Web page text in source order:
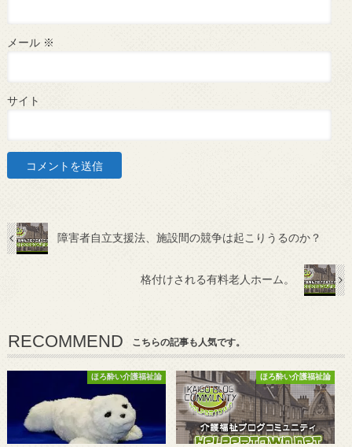
メール ※
サイト
障害者自立支援法、施設間の競争は起こりうるのか？
格付けされる有料老人ホーム。
RECOMMEND こちらの記事も人気です。
ほろ酔い介護福祉論 ほろ酔い介護福祉論